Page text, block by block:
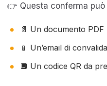
👉 Questa conferma può
📄 Un documento PDF
📱 Un’email di convalida
🔲 Un codice QR da